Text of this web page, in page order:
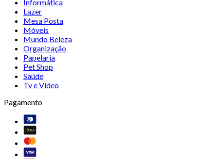
Informática
Lazer
Mesa Posta
Móveis
Mundo Beleza
Organização
Papelaria
Pet Shop
Saúde
Tv e Vídeo
Pagamento